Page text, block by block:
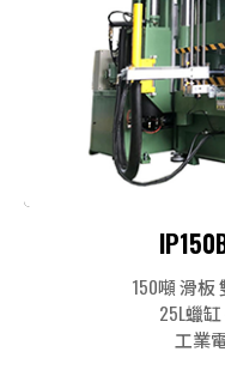
150噸 滑板
25L蠟
工業